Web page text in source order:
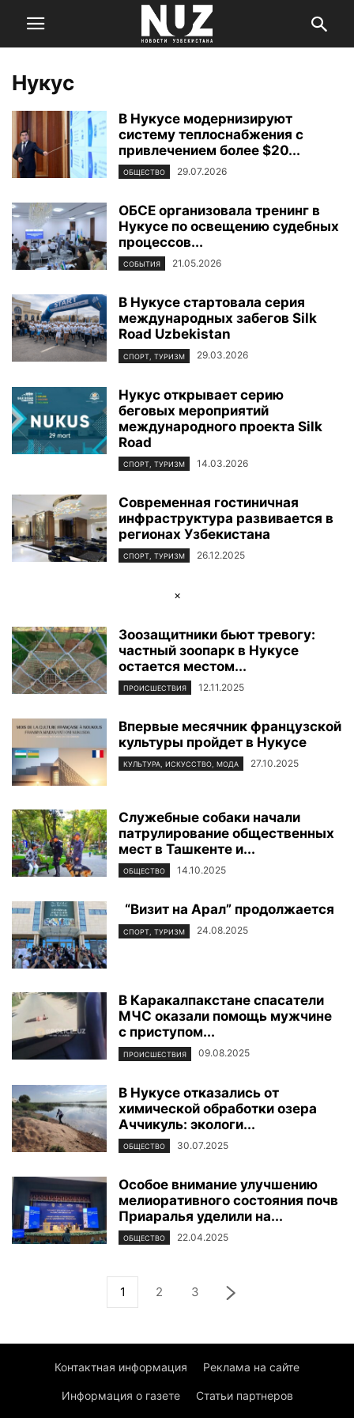
Нукус
В Нукусе модернизируют
систему теплоснабжения с
привлечением более $20...
ОБЩЕСТВО 29.07.2026
ОБСЕ организовала тренинг в
Нукусе по освещению судебных
процессов...
СОБЫТИЯ 21.05.2026
В Нукусе стартовала серия
международных забегов Silk
Road Uzbekistan
СПОРТ, ТУРИЗМ 29.03.2026
Нукус открывает серию
беговых мероприятий
международного проекта Silk
Road
СПОРТ, ТУРИЗМ 14.03.2026
Современная гостиничная
инфраструктура развивается в
регионах Узбекистана
СПОРТ, ТУРИЗМ 26.12.2025
×
Зоозащитники бьют тревогу:
частный зоопарк в Нукусе
остается местом...
ПРОИСШЕСТВИЯ 12.11.2025
Впервые месячник французской
культуры пройдет в Нукусе
КУЛЬТУРА, ИСКУССТВО, МОДА 27.10.2025
Cлужебные собаки начали
патрулирование общественных
мест в Ташкенте и...
ОБЩЕСТВО 14.10.2025
“Визит на Арал” продолжается
СПОРТ, ТУРИЗМ 24.08.2025
В Каракалпакстане спасатели
МЧС оказали помощь мужчине
с приступом...
ПРОИСШЕСТВИЯ 09.08.2025
В Нукусе отказались от
химической обработки озера
Аччикуль: экологи...
ОБЩЕСТВО 30.07.2025
Особое внимание улучшению
мелиоративного состояния почв
Приаралья уделили на...
ОБЩЕСТВО 22.04.2025
1 2 3
Контактная информация Реклама на сайте
Информация о газете Статьи партнеров